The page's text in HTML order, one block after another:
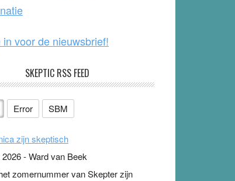
in voor de nieuwsbrief!
SKEPTIC RSS FEED
Error SBM
zijn skeptisch
-Ward van Beek
zomernummer van Skepter zijn